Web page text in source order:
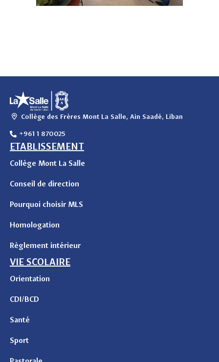
Collège des Frères Mont La Salle, Ain Saadé, Liban
+961 1 870025
ETABLISSEMENT
Collège Mont La Salle
Conseil de direction
Pourquoi choisir MLS
Homologation
Règlement intérieur
VIE SCOLAIRE
Orientation
CDI/BCD
Santé
Sport